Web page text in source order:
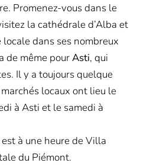
Promenez-vous dans le
la cathédrale d’Alba et
dans ses nombreux
de même pourAsti, qui
Il y a toujours quelque
locaux ont lieu le
à Asti et le samedi à
est à une heure de Villa
du Piémont.